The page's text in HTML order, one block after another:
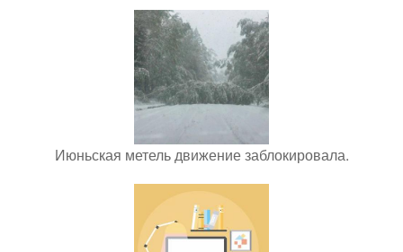
Июньская метель движение заблокировала.